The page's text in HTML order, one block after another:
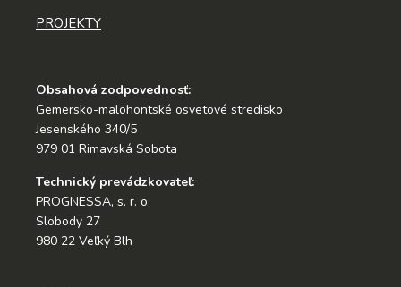
PROJEKTY
Obsahová zodpovednosť:
Gemersko-malohontské osvetové stredisko
Jesenského 340/5
979 01 Rimavská Sobota
Technický prevádzkovateľ:
PROGNESSA, s. r. o.
Slobody 27
980 22 Veľký Blh